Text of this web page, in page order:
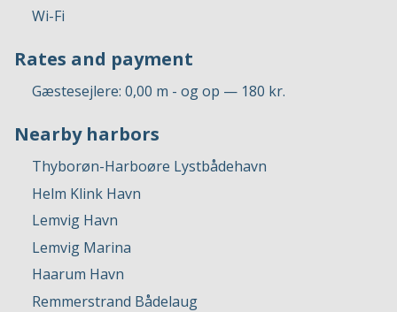
Wi-Fi
Rates and payment
Gæstesejlere: 0,00 m - og op — 180 kr.
Nearby harbors
Thyborøn-Harboøre Lystbådehavn
Helm Klink Havn
Lemvig Havn
Lemvig Marina
Haarum Havn
Remmerstrand Bådelaug